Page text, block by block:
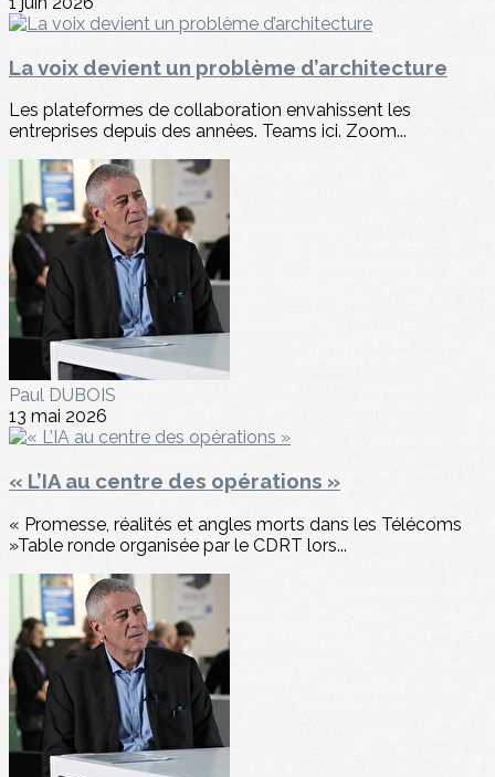
La voix devient un problème d’architecture
Les plateformes de collaboration envahissent les
entreprises depuis des années. Teams ici. Zoom...
Paul DUBOIS
13 mai 2026
« L’IA au centre des opérations »
« Promesse, réalités et angles morts dans les Télécoms
»Table ronde organisée par le CDRT lors...